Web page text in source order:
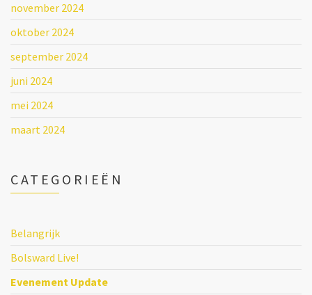
november 2024
oktober 2024
september 2024
juni 2024
mei 2024
maart 2024
CATEGORIEËN
Belangrijk
Bolsward Live!
Evenement Update